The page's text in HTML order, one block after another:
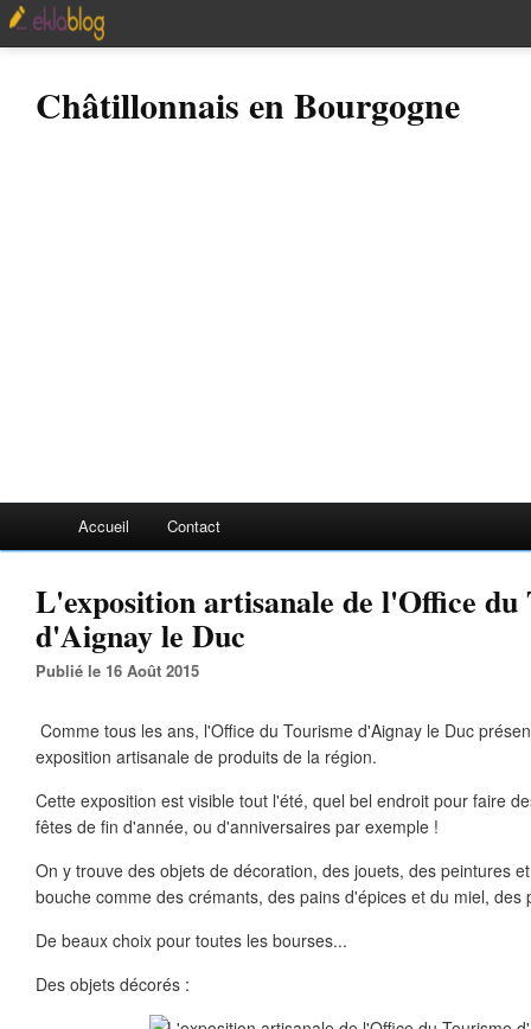
Châtillonnais en Bourgogne
Accueil Contact
L'exposition artisanale de l'Office du
d'Aignay le Duc
Publié le 16 Août 2015
Comme tous les ans, l'Office du Tourisme d'Aignay le Duc
exposition artisanale de produits de la région.
Cette exposition est visible tout l'été, quel bel endroit pour faire
fêtes de fin d'année, ou d'anniversaires par exemple !
On y trouve des objets de décoration, des jouets, des peintures
bouche comme des crémants, des pains d'épices et du miel, des
De beaux choix pour toutes les bourses...
Des objets décorés :